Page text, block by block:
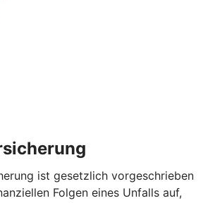
ist gesetzlich vorgeschrieben
Folgen eines Unfalls auf,